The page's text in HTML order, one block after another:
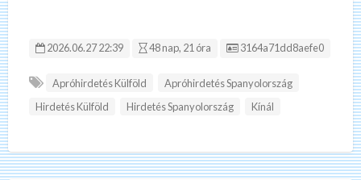
2026.06.27 22:39 48 nap, 21 óra Hirdetés ID:
3164a71dd8aefe0
Apróhirdetés Külföld
Apróhirdetés Spanyolország
Hirdetés Külföld
Hirdetés Spanyolország Kínál